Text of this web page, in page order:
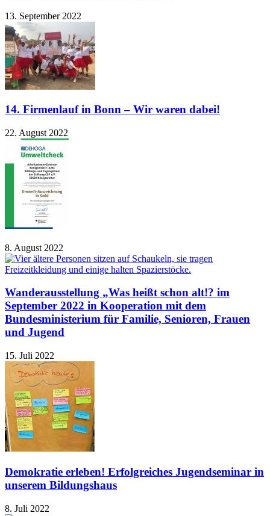
13. September 2022
14. Firmenlauf in Bonn – Wir waren dabei!
22. August 2022
8. August 2022
Wanderausstellung „Was heißt schon alt!? im
September 2022 in Kooperation mit dem
Bundesministerium für Familie, Senioren, Frauen
und Jugend
15. Juli 2022
Demokratie erleben! Erfolgreiches Jugendseminar in
unserem Bildungshaus
8. Juli 2022